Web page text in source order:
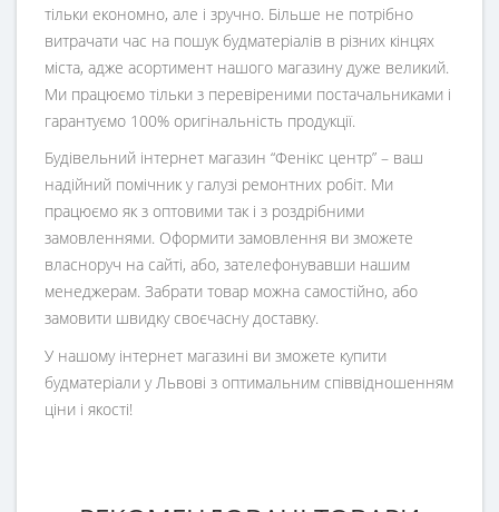
тільки економно, але і зручно. Більше не потрібно
витрачати час на пошук будматеріалів в різних кінцях
міста, адже асортимент нашого магазину дуже великий.
Ми працюємо тільки з перевіреними постачальниками і
гарантуємо 100% оригінальність продукції.
Будівельний інтернет магазин “Фенікс центр” – ваш
надійний помічник у галузі ремонтних робіт. Ми
працюємо як з оптовими так і з роздрібними
замовленнями. Оформити замовлення ви зможете
власноруч на сайті, або, зателефонувавши нашим
менеджерам. Забрати товар можна самостійно, або
замовити швидку своєчасну доставку.
У нашому інтернет магазині ви зможете купити
будматеріали у Львові з оптимальним співвідношенням
ціни і якості!